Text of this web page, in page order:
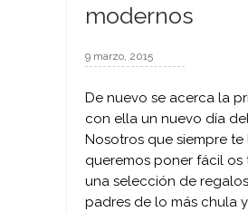
modernos
9 marzo, 2015
De nuevo se acerca la
con ella un nuevo día
Nosotros que siempre te
queremos poner fácil os
una selección de
padres de lo más chula y